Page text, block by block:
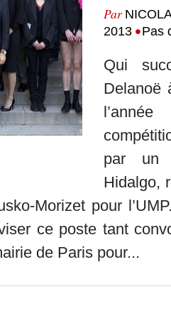
Par
2013 •Pas
Qui
Delanoë
par un
Hidalgo,
Morizet pour
ce poste tant
de Paris pour...